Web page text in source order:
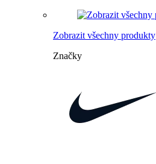
Zobrazit všechny produkty
Značky